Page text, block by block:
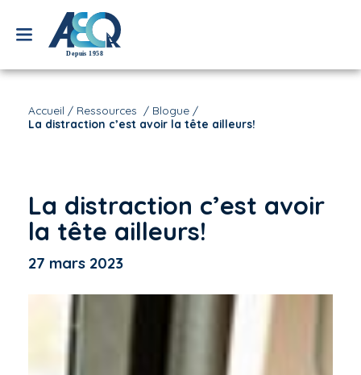
Accueil / Ressources / Blogue /
La distraction c’est avoir la tête ailleurs!
La distraction c’est avoir
la tête ailleurs!
27 mars 2023